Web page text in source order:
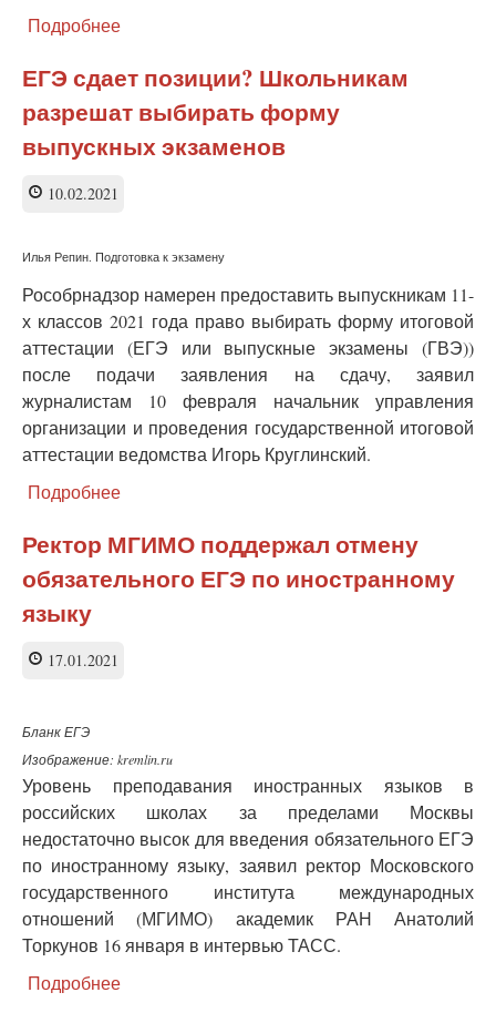
Подробнее
сообщил
о
преимуществах
экзамена
ЕГЭ сдает позиции? Школьникам
разрешат выбирать форму
выпускных экзаменов
10.02.2021
Илья Репин. Подготовка к экзамену
Рособрнадзор намерен предоставить выпускникам 11-
х классов 2021 года право выбирать форму итоговой
аттестации (ЕГЭ или выпускные экзамены (ГВЭ))
после подачи заявления на сдачу, заявил
журналистам 10 февраля начальник управления
организации и проведения государственной итоговой
аттестации ведомства Игорь Круглинский.
Подробнее
сдает
позиции?
Школьникам
Ректор МГИМО поддержал отмену
обязательного ЕГЭ по иностранному
языку
17.01.2021
Бланк ЕГЭ
Изображение: kremlin.ru
Уровень преподавания иностранных языков в
российских школах за пределами Москвы
недостаточно высок для введения обязательного ЕГЭ
по иностранному языку, заявил ректор Московского
государственного института международных
отношений (МГИМО) академик РАН Анатолий
Торкунов 16 января в интервью ТАСС.
Подробнее